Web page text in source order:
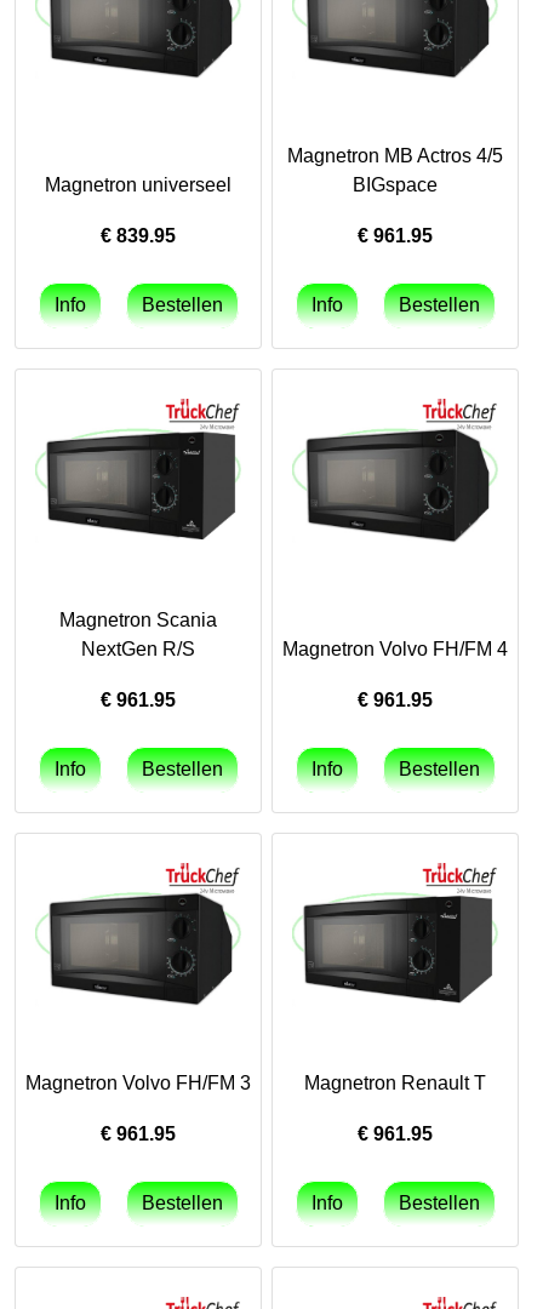
Magnetron universeel
€ 839.95
Magnetron MB Actros 4/5
BIGspace
€ 961.95
Magnetron Scania
NextGen R/S
€ 961.95
Magnetron Volvo FH/FM 4
€ 961.95
Magnetron Volvo FH/FM 3
€ 961.95
Magnetron Renault T
€ 961.95